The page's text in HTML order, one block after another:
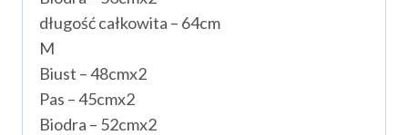
długość całkowita – 64cm
M
Biust – 48cmx2
Pas – 45cmx2
Biodra – 52cmx2